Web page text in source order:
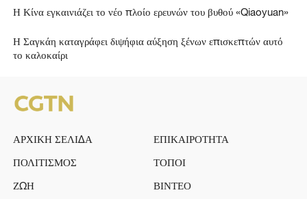
Η Κίνα εγκαινιάζει το νέο πλοίο ερευνών του βυθού «Qiaoyuan»
Η Σαγκάη καταγράφει διψήφια αύξηση ξένων επισκεπτών αυτό
το καλοκαίρι
ΑΡΧΙΚΗ ΣΕΛΙΔΑ
ΕΠΙΚΑΙΡΟΤΗΤΑ
ΠΟΛΙΤΙΣΜΟΣ
ΤΟΠΟΙ
ΖΩΗ
ΒΙΝΤΕΟ